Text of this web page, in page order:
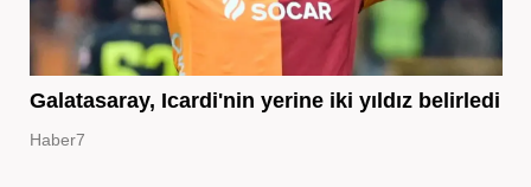
Galatasaray, Icardi'nin yerine iki yıldız belirledi
Haber7